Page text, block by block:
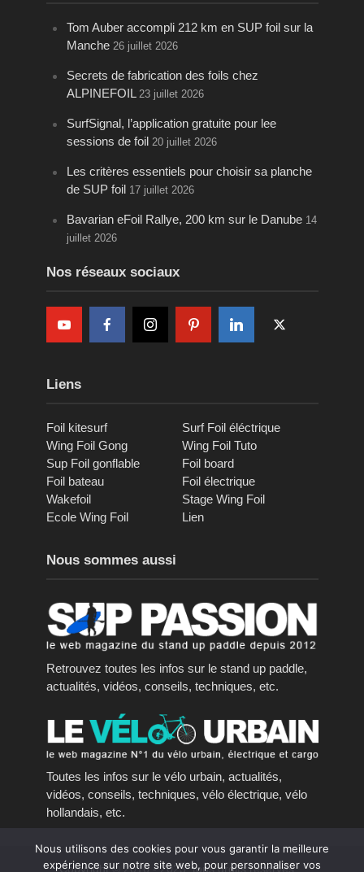
Tom Auber accompli 212 km en SUP foil sur la
Manche 26 juillet 2026
Secrets de fabrication des foils chez
ALPINEFOIL 23 juillet 2026
SurfSignal, l’application gratuite pour lee
sessions de foil 20 juillet 2026
Les critères essentiels pour choisir sa planche
de SUP foil 17 juillet 2026
Bavarian eFoil Rallye, 200 km sur le Danube 14
juillet 2026
Nos réseaux sociaux
Liens
Foil kitesurf
Surf Foil éléctrique
Wing Foil Gong
Wing Foil Tuto
Sup Foil gonflable
Foil board
Foil bateau
Foil électrique
Wakefoil
Stage Wing Foil
Ecole Wing Foil
Lien
Nous sommes aussi
Retrouvez toutes les infos sur le stand up paddle,
actualités, vidéos, conseils, techniques, etc.
Toutes les infos sur le vélo urbain, actualités,
vidéos, conseils, techniques, vélo électrique, vélo
hollandais, etc.
Copyright © 2016 - 2023, tous droits réservés.
Nous utilisons des cookies pour vous garantir la meilleure
expérience sur notre site web, pour personnaliser vos